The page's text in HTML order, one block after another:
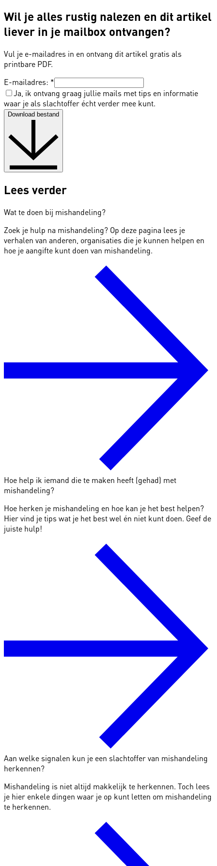
Wil je alles rustig nalezen en dit artikel
liever in je mailbox ontvangen?
Vul je e-mailadres in en ontvang dit artikel gratis als
printbare PDF.
E-mailadres: *
Ja, ik ontvang graag jullie mails met tips en informatie
waar je als slachtoffer écht verder mee kunt.
Download bestand
Lees verder
Wat te doen bij mishandeling?
Zoek je hulp na mishandeling? Op deze pagina lees je
verhalen van anderen, organisaties die je kunnen helpen en
hoe je aangifte kunt doen van mishandeling.
Hoe help ik iemand die te maken heeft (gehad) met
mishandeling?
Hoe herken je mishandeling en hoe kan je het best helpen?
Hier vind je tips wat je het best wel én niet kunt doen. Geef de
juiste hulp!
Aan welke signalen kun je een slachtoffer van mishandeling
herkennen?
Mishandeling is niet altijd makkelijk te herkennen. Toch lees
je hier enkele dingen waar je op kunt letten om mishandeling
te herkennen.